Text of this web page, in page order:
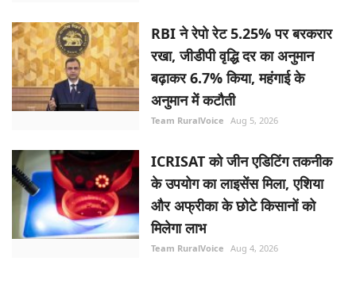
RBI ने रेपो रेट 5.25% पर बरकरार
रखा, जीडीपी वृद्धि दर का अनुमान
बढ़ाकर 6.7% किया, महंगाई के
अनुमान में कटौती
Team RuralVoice Aug 5, 2026
ICRISAT को जीन एडिटिंग तकनीक
के उपयोग का लाइसेंस मिला, एशिया
और अफ्रीका के छोटे किसानों को
मिलेगा लाभ
Team RuralVoice Aug 4, 2026